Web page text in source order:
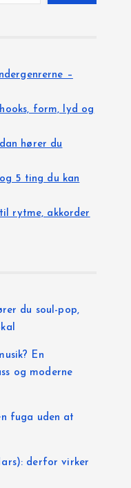
–
form, lyd og
hører du
5 ting du kan
rytme, akkorder
du soul-pop,
En
og moderne
fuga uden at
derfor virker